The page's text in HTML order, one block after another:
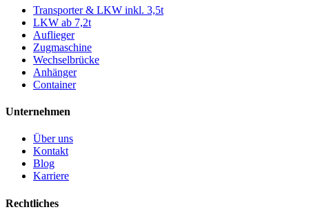
Transporter & LKW inkl. 3,5t
LKW ab 7,2t
Auflieger
Zugmaschine
Wechselbrücke
Anhänger
Container
Unternehmen
Über uns
Kontakt
Blog
Karriere
Rechtliches